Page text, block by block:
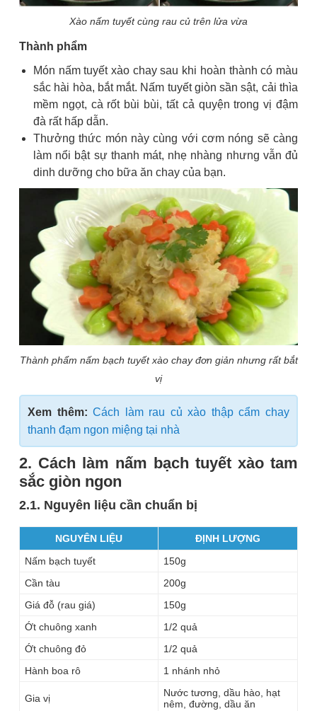
Xào nấm tuyết cùng rau củ trên lửa vừa
Thành phẩm
Món nấm tuyết xào chay sau khi hoàn thành có màu
sắc hài hòa, bắt mắt. Nấm tuyết giòn sần sật, cải thìa
mềm ngọt, cà rốt bùi bùi, tất cả quyện trong vị đậm
đà rất hấp dẫn.
Thưởng thức món này cùng với cơm nóng sẽ càng
làm nổi bật sự thanh mát, nhẹ nhàng nhưng vẫn đủ
dinh dưỡng cho bữa ăn chay của bạn.
Thành phẩm nấm bạch tuyết xào chay đơn giản nhưng rất bắt
vị
Xem thêm: Cách làm rau củ xào thập cẩm chay
thanh đạm ngon miệng tại nhà
2. Cách làm nấm bạch tuyết xào tam
sắc giòn ngon
2.1. Nguyên liệu cần chuẩn bị
NGUYÊN LIỆU
ĐỊNH LƯỢNG
Nấm bạch tuyết
150g
Cần tàu
200g
Giá đỗ (rau giá)
150g
Ớt chuông xanh
1/2 quả
Ớt chuông đỏ
1/2 quả
Hành boa rô
1 nhánh nhỏ
Gia vị
Nước tương, dầu hào, hạt
nêm, đường, dầu ăn